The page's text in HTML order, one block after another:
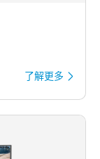
了解更多